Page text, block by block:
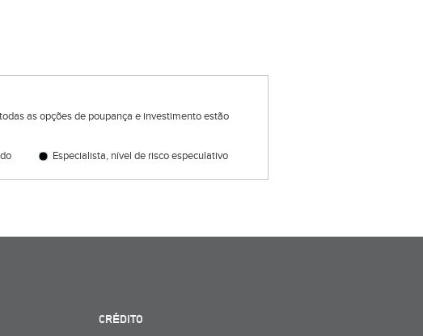
as opções de poupança e investimento estão
Especialista, nível de risco especulativo
CRÉDITO